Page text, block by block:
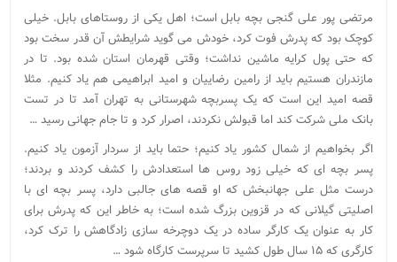
مرتضی پور علی گنجی بچه بابل است؛ اهل یکی از روستاهای بابل. خیلی
کوچک بود که پدرش فوت کرد، خودش می گوید شرایطش آن قدر سخت بود
که حتی پول کرایه ماشین نداشت؛ وقتی قهرمان استان شده بود. تا در
مازندران هستیم باید از رامین رضاییان و امید ابراهیمی هم یاد کنیم. مثلا
قصه امید این است که یک پسربچه شهرستانی به تهران آمد تا در تست
بانک ملی شرکت کند اما قبولش نکردند، اصرار کرد و تا جام جهانی رسید …
اگر بخواهیم از شمال کشور یاد کنیم؛ حتما باید از سردار آزمون یاد کنیم.
پسر بچه ای که خیلی زود روس ها استعدادش را کشف کردند و بردند؛
درست مثل علی جهانبخش که او قصه های جالبی دارد، پسر بچه ای با
اصلیتی گیلانی که در قزوین بزرگ شده است؛ به خاطر این که پدرش برای
کار به عنوان یک کارگر ساده در یک دوچرخه سازی زادگاهش را ترک کرد،
کارگری که ۱۵ سال طول کشید تا سرپرست کارگاه شود …